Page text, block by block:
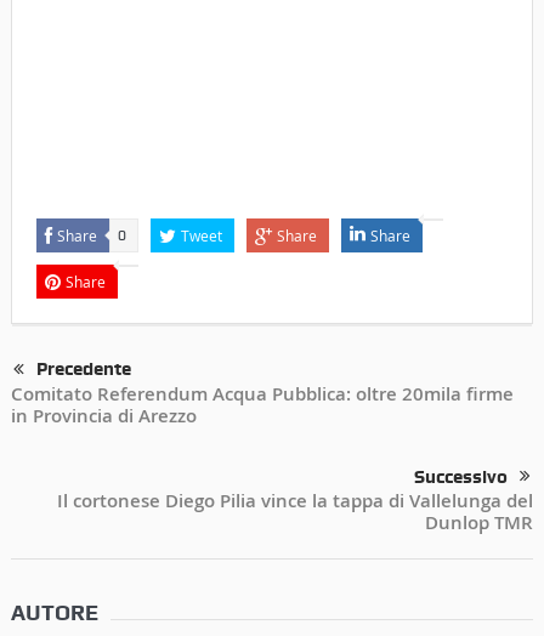
Share 0 Tweet Share Share
Share
Precedente
Comitato Referendum Acqua Pubblica: oltre 20mila firme
in Provincia di Arezzo
Successivo
Il cortonese Diego Pilia vince la tappa di Vallelunga del
Dunlop TMR
AUTORE